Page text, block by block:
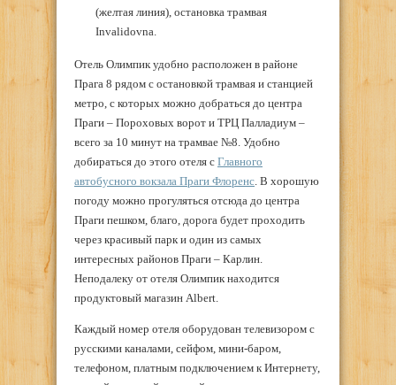
(желтая линия), остановка трамвая
Invalidovna.
Отель Олимпик удобно расположен в районе
Прага 8 рядом с остановкой трамвая и станцией
метро, с которых можно добраться до центра
Праги – Пороховых ворот и ТРЦ Палладиум –
всего за 10 минут на трамвае №8. Удобно
добираться до этого отеля с Главного
автобусного вокзала Праги Флоренс. В хорошую
погоду можно прогуляться отсюда до центра
Праги пешком, благо, дорога будет проходить
через красивый парк и один из самых
интересных районов Праги – Карлин.
Неподалеку от отеля Олимпик находится
продуктовый магазин Albert.
Каждый номер отеля оборудован телевизором с
русскими каналами, сейфом, мини-баром,
телефоном, платным подключением к Интернету,